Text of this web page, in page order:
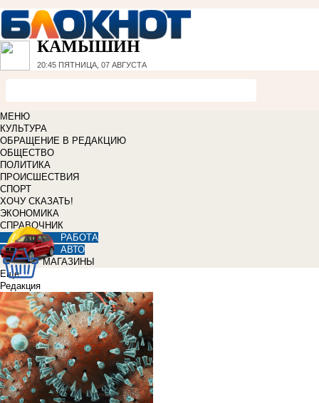
КАМЫШИН
20:45 ПЯТНИЦА, 07 АВГУСТА
МЕНЮ
КУЛЬТУРА
ОБРАЩЕНИЕ В РЕДАКЦИЮ
ОБЩЕСТВО
ПОЛИТИКА
ПРОИСШЕСТВИЯ
СПОРТ
ХОЧУ СКАЗАТЬ!
ЭКОНОМИКА
СПРАВОЧНИК
РАБОТА
АВТО
МАГАЗИНЫ
Еще
Редакция